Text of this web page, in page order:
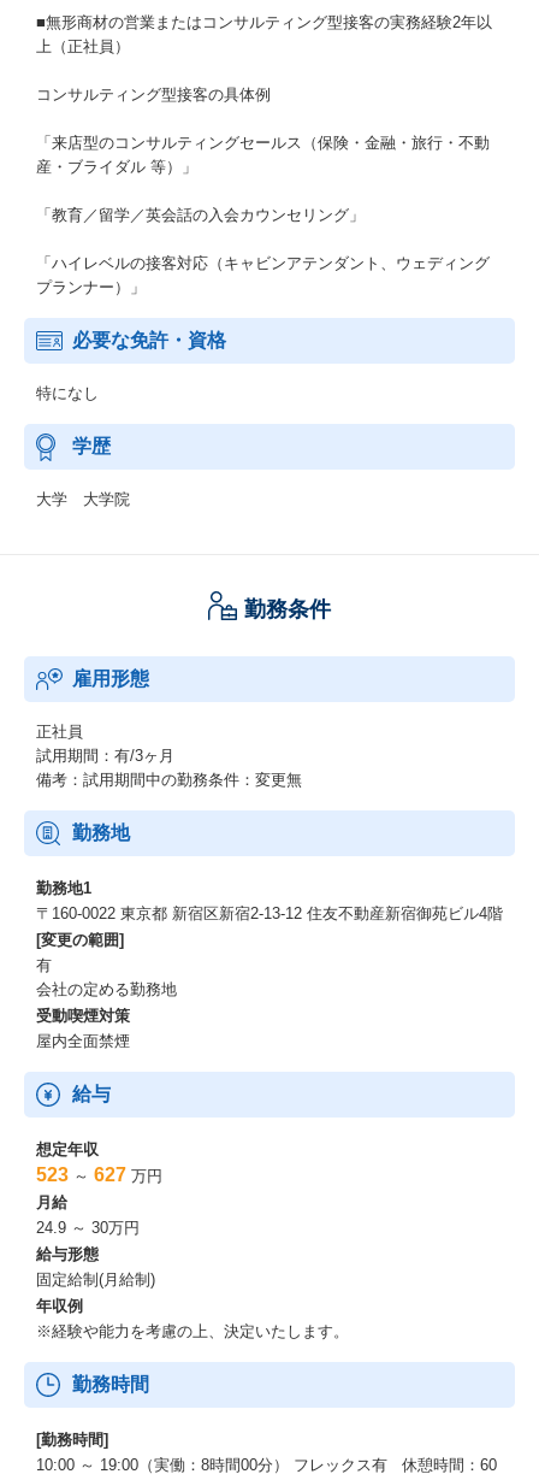
■無形商材の営業またはコンサルティング型接客の実務経験2年以
上（正社員）
コンサルティング型接客の具体例
「来店型のコンサルティングセールス（保険・金融・旅行・不動
産・ブライダル 等）」
「教育／留学／英会話の入会カウンセリング」
「ハイレベルの接客対応（キャビンアテンダント、ウェディング
プランナー）」
必要な免許・資格
特になし
学歴
大学 大学院
勤務条件
雇用形態
正社員
試用期間：有/3ヶ月
備考：試用期間中の勤務条件：変更無
勤務地
勤務地1
〒160-0022 東京都 新宿区新宿2-13‐12 住友不動産新宿御苑ビル4階
[変更の範囲]
有
会社の定める勤務地
受動喫煙対策
屋内全面禁煙
給与
想定年収
523 ～ 627 万円
月給
24.9 ～ 30万円
給与形態
固定給制(月給制)
年収例
※経験や能力を考慮の上、決定いたします。
勤務時間
[勤務時間]
10:00 ～ 19:00（実働：8時間00分） フレックス有 休憩時間：60